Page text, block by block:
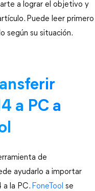
a lograr el objetivo y
Puede leer primero
según su situación.
a PC a
de
ayudarlo a importar
a la PC. FoneTool se